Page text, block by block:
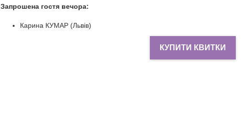
Запрошена гостя вечора:
Карина КУМАР (Львів)
КУПИТИ КВИТКИ